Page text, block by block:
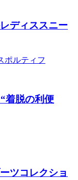
ディススニー
ポルティフ
着脱の利便
ツコレクショ